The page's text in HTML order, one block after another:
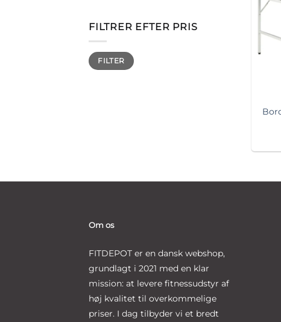
FILTRER EFTER PRIS
Mindste
pris
Højeste
prisFILTER
Om os
FITDEPOT er en dansk webshop,
grundlagt i 2021 med en klar
mission: at levere fitnessudstyr af
høj kvalitet til overkommelige
priser. I dag tilbyder vi et bredt